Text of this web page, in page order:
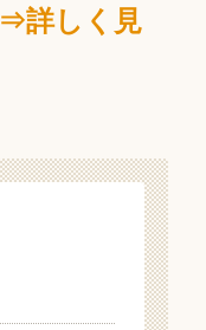
⇒詳しく見